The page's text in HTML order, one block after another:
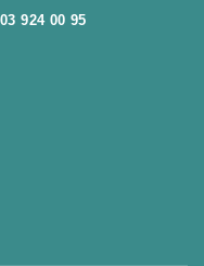
924 00 95